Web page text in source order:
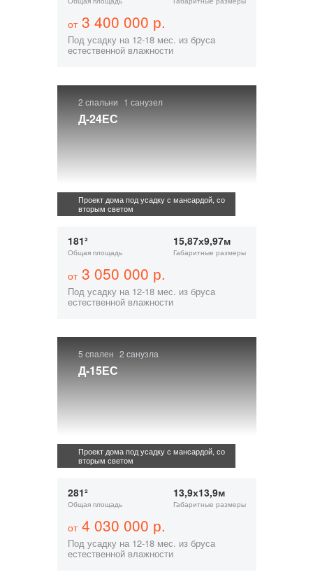
от3 400 000 р.
Под усадку на 12-18 мес. из бруса
естественной влажности
2 спальни 1 санузел
Д-24ЕС
Проект дома под усадку с мансардой, со
вторым светом
181²
Общая площадь
15,87х9,97м
Габаритные размеры
от3 050 000 р.
Под усадку на 12-18 мес. из бруса
естественной влажности
5 спален 2 санузла
Д-15ЕС
Проект дома под усадку с мансардой, со
вторым светом
281²
Общая площадь
13,9х13,9м
Габаритные размеры
от4 030 000 р.
Под усадку на 12-18 мес. из бруса
естественной влажности